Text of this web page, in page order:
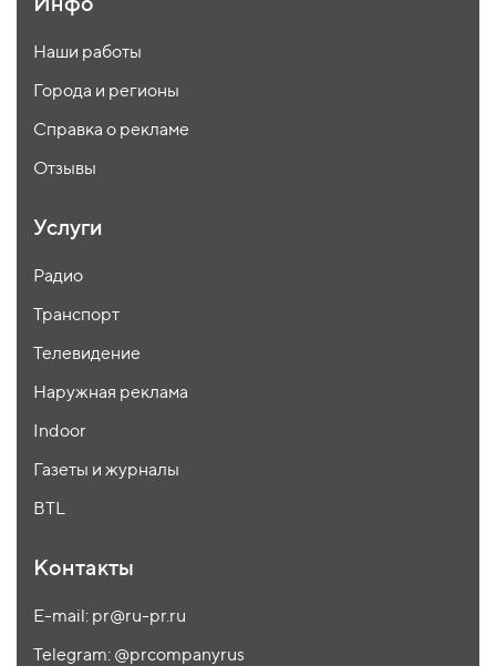
Наши работы
Города и регионы
Справка о рекламе
Отзывы
Услуги
Радио
Транспорт
Телевидение
Наружная реклама
Indoor
Газеты и журналы
BTL
Контакты
E-mail: pr@ru-pr.ru
Telegram: @prcompanyrus